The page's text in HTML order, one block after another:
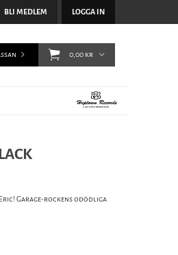
BLI MEDLEM LOGGA IN
0,00 kr
Garage-rockens odödliga